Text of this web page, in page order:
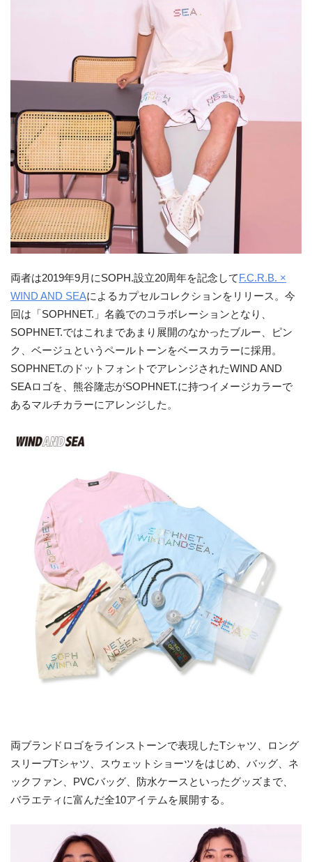
両者は2019年9月にSOPH.設立20周年を記念して F.C.R.B. ×
WIND AND SEAによるカプセルコレクションをリリース。今
回は「SOPHNET.」名義でのコラボレーションとなり、
SOPHNET.ではこれまであまり展開のなかったブルー、ピン
ク、ベージュというペールトーンをベースカラーに採用。
SOPHNET.のドットフォントでアレンジされたWIND AND
SEAロゴを、熊谷隆志がSOPHNET.に持つイメージカラーで
あるマルチカラーにアレンジした。
両ブランドロゴをラインストーンで表現したTシャツ、ロング
スリーブTシャツ、スウェットショーツをはじめ、バッグ、ネ
ックファン、PVCバッグ、防水ケースといったグッズまで、
バラエティに富んだ全10アイテムを展開する。